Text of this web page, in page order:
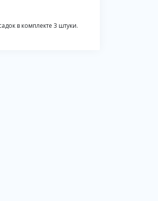
в комплекте 3 штуки.